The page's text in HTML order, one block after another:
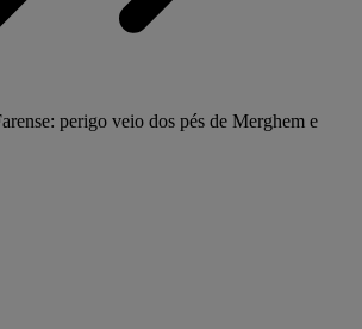
perigo veio dos pés de Merghem e